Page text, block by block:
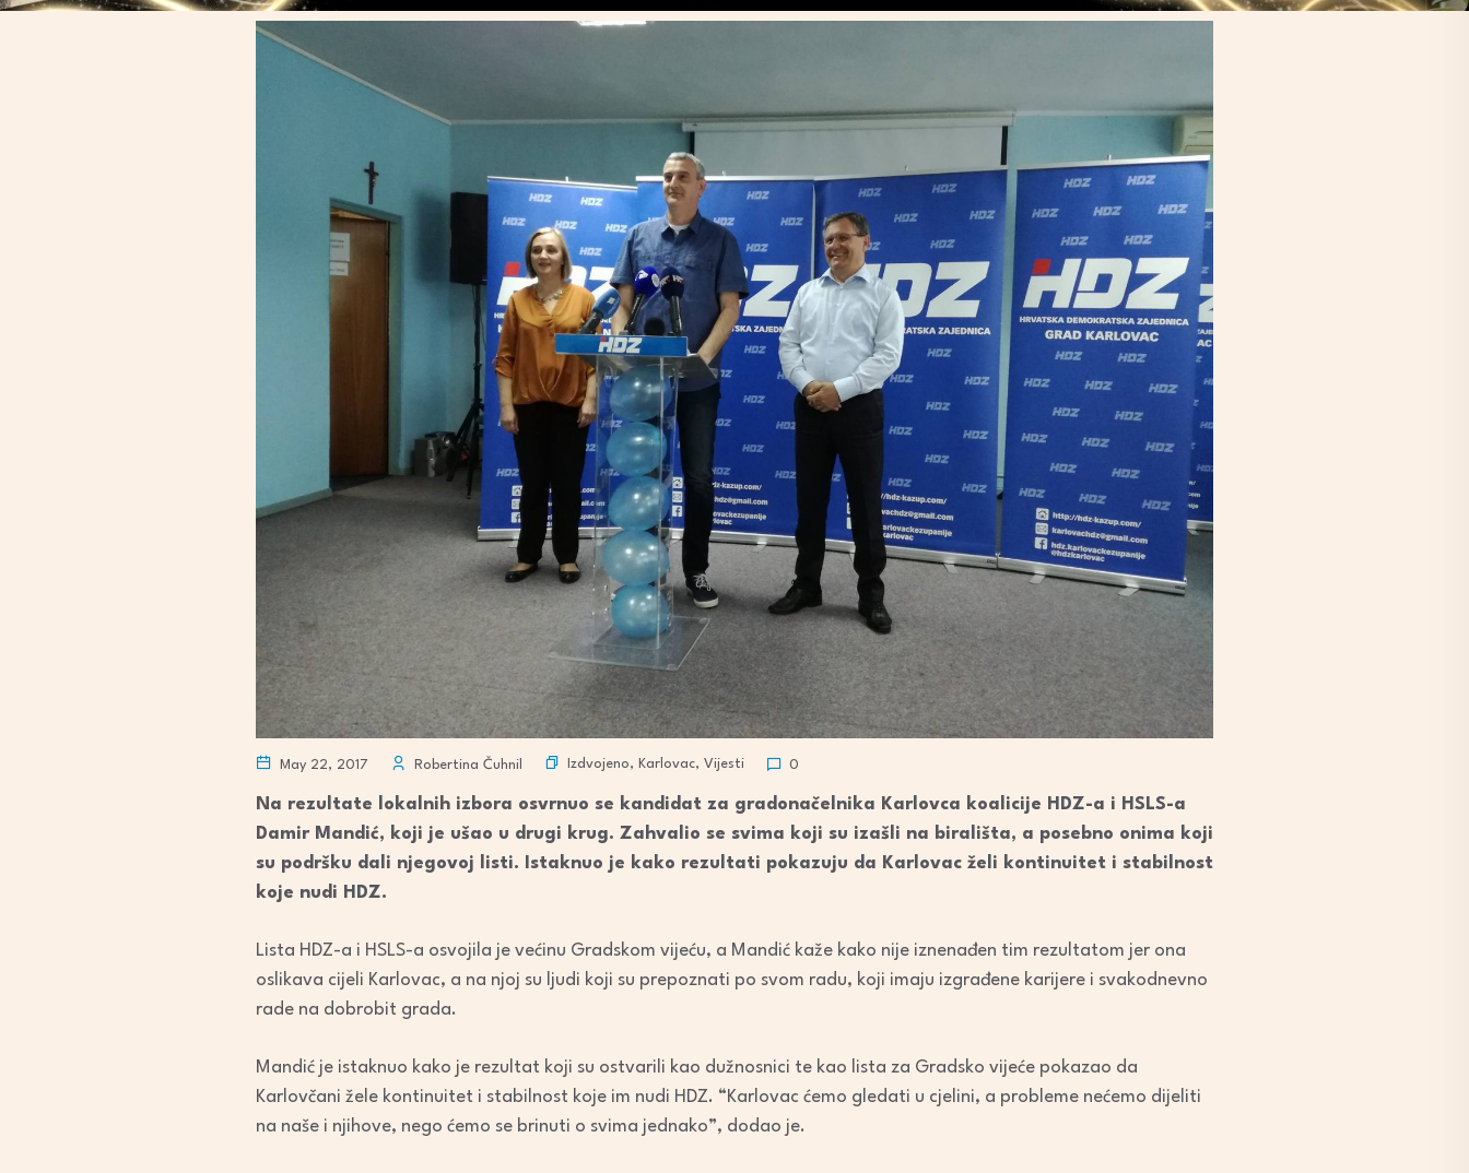
May 22, 2017 Robertina Čuhnil Izdvojeno, Karlovac, Vijesti 0
Na rezultate lokalnih izbora osvrnuo se kandidat za gradonačelnika Karlovca koalicije HDZ-a i HSLS-a
Damir Mandić, koji je ušao u drugi krug. Zahvalio se svima koji su izašli na birališta, a posebno onima koji
su podršku dali njegovoj listi. Istaknuo je kako rezultati pokazuju da Karlovac želi kontinuitet i stabilnost
koje nudi HDZ.
Lista HDZ-a i HSLS-a osvojila je većinu Gradskom vijeću, a Mandić kaže kako nije iznenađen tim rezultatom jer ona
oslikava cijeli Karlovac, a na njoj su ljudi koji su prepoznati po svom radu, koji imaju izgrađene karijere i svakodnevno
rade na dobrobit grada.
Mandić je istaknuo kako je rezultat koji su ostvarili kao dužnosnici te kao lista za Gradsko vijeće pokazao da
Karlovčani žele kontinuitet i stabilnost koje im nudi HDZ. “Karlovac ćemo gledati u cjelini, a probleme nećemo dijeliti
na naše i njihove, nego ćemo se brinuti o svima jednako”, dodao je.